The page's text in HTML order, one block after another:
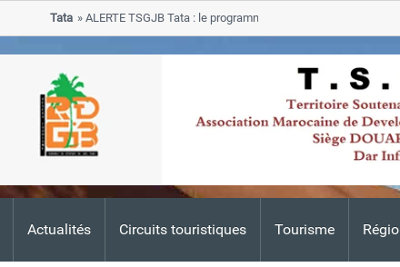
Actualités Circuits touristiques Tourisme
ALERTE TSGJB Tata : le programme de rehabilitation post-
progresse dans les zones sinistrees